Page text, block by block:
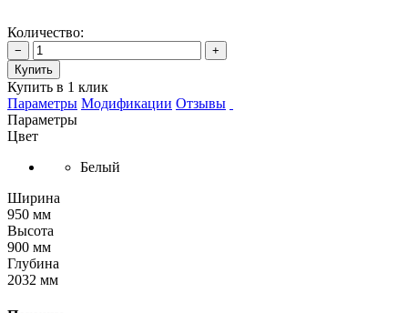
Количество:
−
+
Купить
Купить в 1 клик
Параметры Модификации Отзывы
Параметры
Цвет
Белый
Ширина
950 мм
Высота
900 мм
Глубина
2032 мм